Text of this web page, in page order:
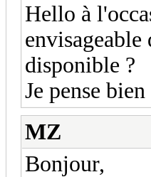
Hello à
disponible ?
Je pense
MZ
Bonjour,